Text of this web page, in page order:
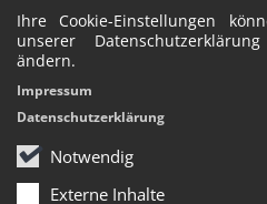
Ihre Cookie-Einstellungen
unserer
ändern.
Notwendig
Externe Inhalte
Impressum
Datenschutzerklärung